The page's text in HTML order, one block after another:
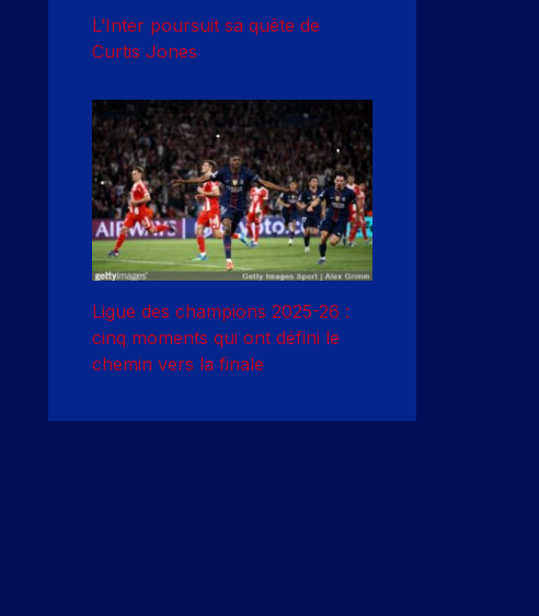
L’Inter poursuit sa quête de
Curtis Jones
Ligue des champions 2025-26 :
cinq moments qui ont défini le
chemin vers la finale